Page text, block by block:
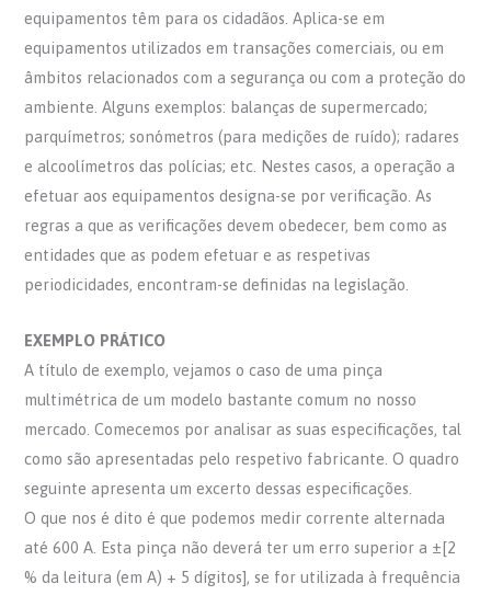
equipamentos têm para os cidadãos. Aplica-se em
equipamentos utilizados em transações comerciais, ou em
âmbitos relacionados com a segurança ou com a proteção do
ambiente. Alguns exemplos: balanças de supermercado;
parquímetros; sonómetros (para medições de ruído); radares
e alcoolímetros das polícias; etc. Nestes casos, a operação a
efetuar aos equipamentos designa-se por verificação. As
regras a que as verificações devem obedecer, bem como as
entidades que as podem efetuar e as respetivas
periodicidades, encontram-se definidas na legislação.
EXEMPLO PRÁTICO
A título de exemplo, vejamos o caso de uma pinça
multimétrica de um modelo bastante comum no nosso
mercado. Comecemos por analisar as suas especificações, tal
como são apresentadas pelo respetivo fabricante. O quadro
seguinte apresenta um excerto dessas especificações.
O que nos é dito é que podemos medir corrente alternada
até 600 A. Esta pinça não deverá ter um erro superior a ±[2
% da leitura (em A) + 5 dígitos], se for utilizada à frequência